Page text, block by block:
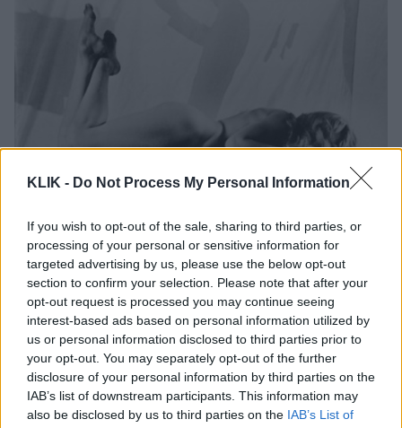
KLIK - Do Not Process My Personal Information
If you wish to opt-out of the sale, sharing to third parties, or
processing of your personal or sensitive information for
targeted advertising by us, please use the below opt-out
section to confirm your selection. Please note that after your
opt-out request is processed you may continue seeing
interest-based ads based on personal information utilized by
us or personal information disclosed to third parties prior to
your opt-out. You may separately opt-out of the further
disclosure of your personal information by third parties on the
IAB’s list of downstream participants. This information may
also be disclosed by us to third parties on the IAB’s List of
Η Μπριζίτ Μπαρντό στο «Και ο Θεός Έπλασε τη Γυναίκα»
Βρέχει κόκκινα τριαντάφυλλα
Εγκαταλείπει τον Βαντίμ το 1957. Ακολουθεί μια
θυελλώδης σχέση με τον ηθοποιό Ζακ Σαριέ, τον
οποίο γνώρισε στα γυρίσματα της ταινίας «Η